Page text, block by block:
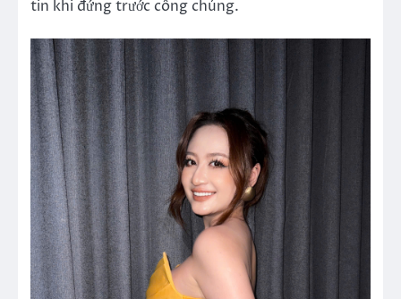
tin khi đứng trước công chúng.